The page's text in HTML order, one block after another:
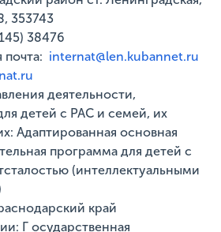
353743
38476
internat@len.kubannet.ru
деятельности,
детей с РАС и семей, их
Адаптированная основная
программа для детей с
(интеллектуальными
край
Г осударственная